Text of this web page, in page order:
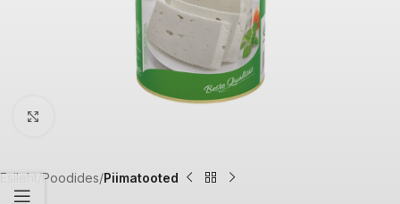
Esileht Poodides Piimatooted